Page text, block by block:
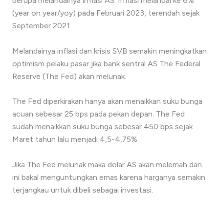
(year on year/yoy) pada Februari 2023, terendah sejak
September 2021.
Melandainya inflasi dan krisis SVB semakin meningkatkan
optimism pelaku pasar jika bank sentral AS The Federal
Reserve (The Fed) akan melunak.
The Fed diperkirakan hanya akan menaikkan suku bunga
acuan sebesar 25 bps pada pekan depan. The Fed
sudah menaikkan suku bunga sebesar 450 bps sejak
Maret tahun lalu menjadi 4,5-4,75%.
Jika The Fed melunak maka dolar AS akan melemah dan
ini bakal menguntungkan emas karena harganya semakin
terjangkau untuk dibeli sebagai investasi.